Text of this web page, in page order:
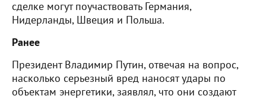
сделке могут поучаствовать Германия,
Нидерланды, Швеция и Польша.
Ранее
Президент Владимир Путин, отвечая на вопрос,
насколько серьезный вред наносят удары по
объектам энергетики, заявлял, что они создают